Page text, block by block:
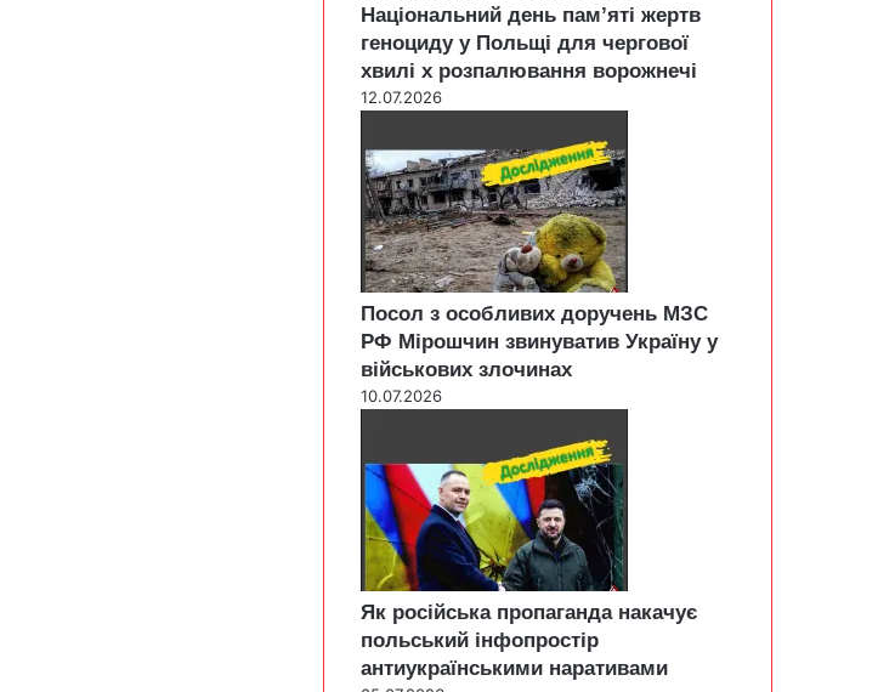
Національний день пам’яті жертв
геноциду у Польщі для чергової
хвилі х розпалювання ворожнечі
12.07.2026
Посол з особливих доручень МЗС
РФ Мірошчин звинуватив Україну у
військових злочинах
10.07.2026
Як російська пропаганда накачує
польський інфопростір
антиукраїнськими наративами